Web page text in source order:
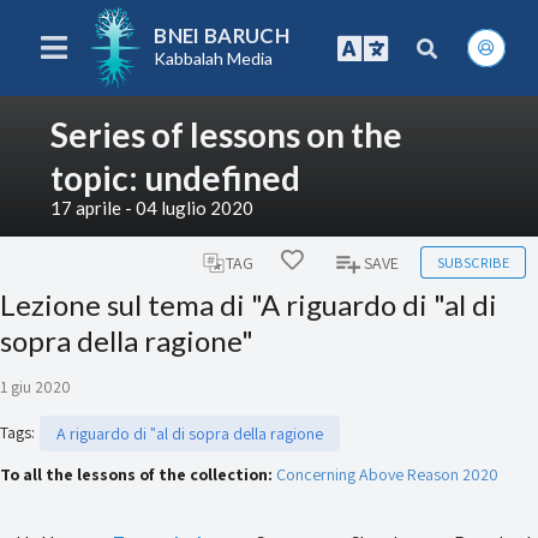
BNEI BARUCH
Kabbalah Media
Series of lessons on the
topic: undefined
17 aprile - 04 luglio 2020
TAG SAVE SUBSCRIBE
Lezione sul tema di "A riguardo di "al di
sopra della ragione"
1 giu 2020
Tags:
A riguardo di "al di sopra della ragione
To all the lessons of the collection: Concerning Above Reason 2020